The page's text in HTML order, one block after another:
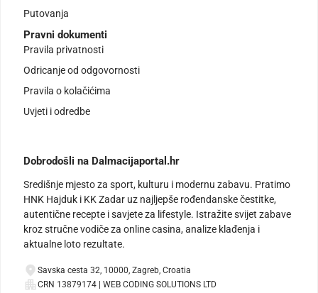
Putovanja
Pravni dokumenti
Pravila privatnosti
Odricanje od odgovornosti
Pravila o kolačićima
Uvjeti i odredbe
Dobrodošli na Dalmacijaportal.hr
Središnje mjesto za sport, kulturu i modernu zabavu. Pratimo
HNK Hajduk i KK Zadar uz najljepše rođendanske čestitke,
autentične recepte i savjete za lifestyle. Istražite svijet zabave
kroz stručne vodiče za online casina, analize klađenja i
aktualne loto rezultate.
Savska cesta 32, 10000, Zagreb, Croatia
CRN 13879174 | WEB CODING SOLUTIONS LTD